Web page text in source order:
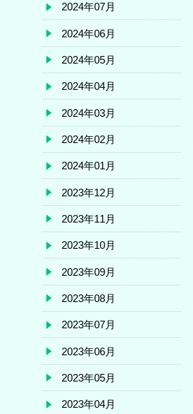
2024年07月
2024年06月
2024年05月
2024年04月
2024年03月
2024年02月
2024年01月
2023年12月
2023年11月
2023年10月
2023年09月
2023年08月
2023年07月
2023年06月
2023年05月
2023年04月